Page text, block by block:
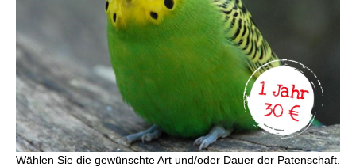
Wählen Sie die gewünschte Art und/oder Dauer der Patenschaft.